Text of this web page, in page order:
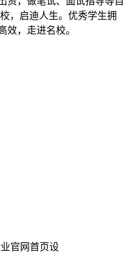
，启迪人生。优秀学生拥
效，走进名校。